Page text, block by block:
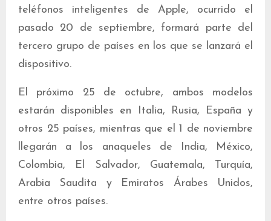
teléfonos inteligentes de Apple, ocurrido el
pasado 20 de septiembre, formará parte del
tercero grupo de países en los que se lanzará el
dispositivo.
El próximo 25 de octubre, ambos modelos
estarán disponibles en Italia, Rusia, España y
otros 25 países, mientras que el 1 de noviembre
llegarán a los anaqueles de India, México,
Colombia, El Salvador, Guatemala, Turquía,
Arabia Saudita y Emiratos Árabes Unidos,
entre otros países.